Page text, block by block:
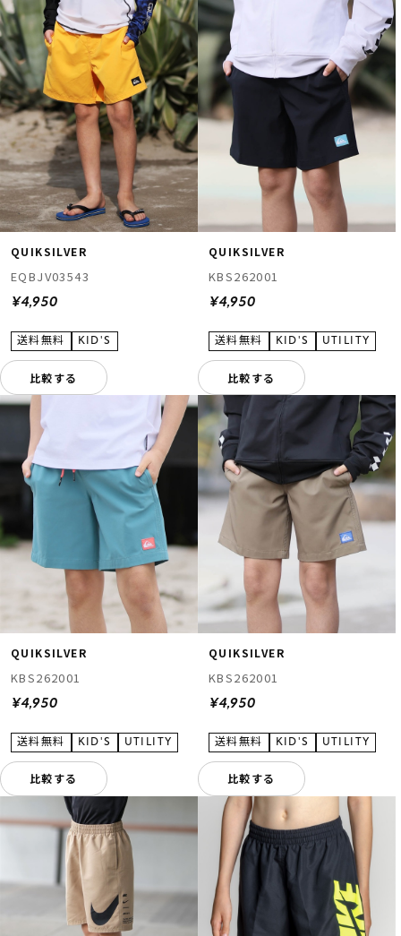
QUIKSILVER
EQBJV03543
¥4,950
比較する
QUIKSILVER
KBS262001
¥4,950
比較する
QUIKSILVER
KBS262001
¥4,950
比較する
QUIKSILVER
KBS262001
¥4,950
比較する